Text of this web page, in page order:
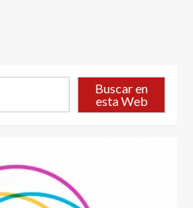
Buscar en
esta Web